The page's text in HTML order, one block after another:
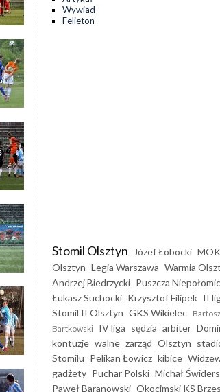
Wywiad
Felieton
Stomil Olsztyn Józef Łobocki
Olsztyn Legia Warszawa Warmia
Andrzej Biedrzycki Puszcza
Łukasz Suchocki Krzysztof Filipek II
Stomil II Olsztyn GKS Wikielec Bartosz
Bartkowski IV liga sędzia arbiter
kontuzje walne zarząd Olsztyn
Stomilu Pelikan Łowicz kibice
gadżety Puchar Polski Michał
Paweł Baranowski Okocimski KS